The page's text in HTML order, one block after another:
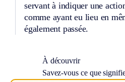
servant à indiquer une
comme ayant eu lieu en
également passée.
À découvrir
Savez-vous ce que